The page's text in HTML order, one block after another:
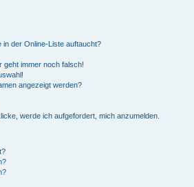
der Online-Liste auftaucht?
geht immer noch falsch!
angezeigt werden?
werde ich aufgefordert, mich anzumelden.